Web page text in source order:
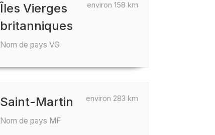
environ 158 km
Îles Vierges
britanniques
Nom de pays VG
environ 283 km
Saint-Martin
Nom de pays MF